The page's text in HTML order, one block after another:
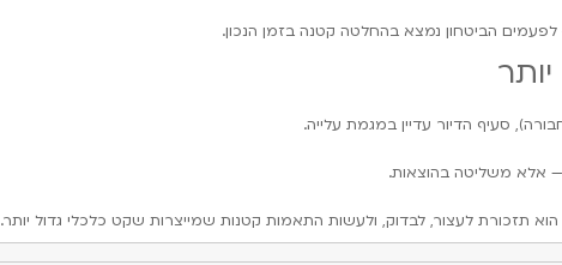
לפעמים הביטחון נמצא בהחלטה קטנה בזמן הנכון.
סעיף הדיור עדיין במגמת עלייה.
— אלא משליטה בהוצאות.
תזכורת לעצור, לבדוק, ולעשות התאמות קטנות שמייצרות שקט כלכלי גדול יותר.